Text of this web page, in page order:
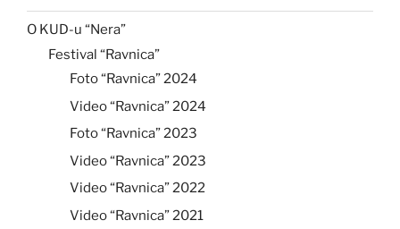
O KUD-u “Nera”
Festival “Ravnica”
Foto “Ravnica” 2024
Video “Ravnica” 2024
Foto “Ravnica” 2023
Video “Ravnica” 2023
Video “Ravnica” 2022
Video “Ravnica” 2021